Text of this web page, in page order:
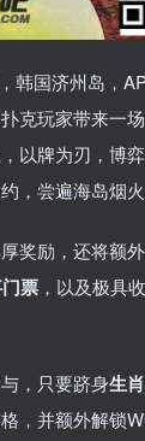
韩国济州岛，
克玩家带来一
以牌为刃，博
，尝遍海岛烟火
奖励，还将额
票 ，以及极具
，只要跻身生
，并额外解锁